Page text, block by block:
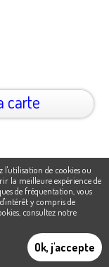
carte
l'utilisation de cookies ou
la meilleure expérience de
de fréquentation, vous
y compris de
consultez notre
Ok, j'accepte